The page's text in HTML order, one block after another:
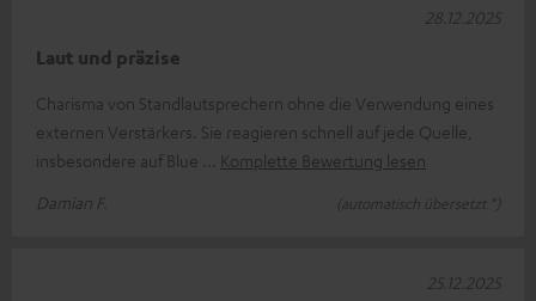
Laut und präzise
Charisma von Standlautsprechern ohne die Verwendung eines
externen Verstärkers. Sie reagieren schnell auf jede Quelle,
insbesondere auf Blue
Komplette Bewertung lesen
Damian F.
(automatisch übersetzt *)
28.12.2025
25.12.2025